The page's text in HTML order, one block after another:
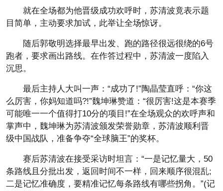
就在全场都为他晋级成功欢呼时，苏清波竟表示题
目简单，主动要求加试，此举让全场惊讶。
随后郭敬明选择最早出发、跑的路径很远很绕的6号
跑者，要求画出路线。在作答过程中，苏清波一度陷入
沉思。
最后主持人大叫一声：“成功了!”陶晶莹直呼：“你这
么厉害，你妈知道吗?!”魏坤琳赞道：“很厉害!这是本赛季
可能唯一一个值得打10分的项目!”在全场观众的欢呼声和
掌声中，魏坤琳为苏清波颁发荣誉勋章，苏清波顺利晋
级中国战队，准备争夺“全球脑王”的奖杯。
赛后苏清波在接受采访时坦言：“一是记忆量大，50
条路线且分批出发，返回时间不一样，回来顺序很混乱;
二是记忆准确度，要精准记忆每条路线有哪些拐角。”(记